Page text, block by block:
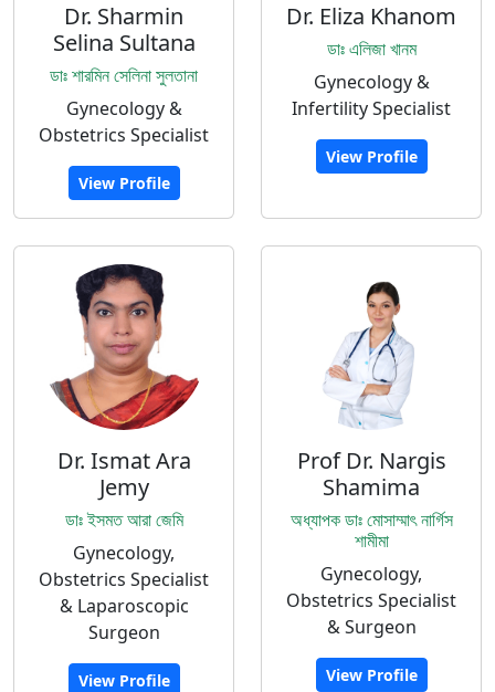
Dr. Sharmin
Selina Sultana
ডাঃ শারমিন সেলিনা সুলতানা
Gynecology &
Obstetrics Specialist
View Profile
Dr. Eliza Khanom
ডাঃ এলিজা খানম
Gynecology &
Infertility Specialist
View Profile
Dr. Ismat Ara
Jemy
ডাঃ ইসমত আরা জেমি
Gynecology,
Obstetrics Specialist
& Laparoscopic
Surgeon
View Profile
Prof Dr. Nargis
Shamima
অধ্যাপক ডাঃ মোসাম্মাৎ নার্গিস
শামীমা
Gynecology,
Obstetrics Specialist
& Surgeon
View Profile